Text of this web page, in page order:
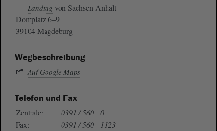
Landtag von Sachsen-Anhalt
Domplatz 6–9
39104 Magdeburg
Wegbeschreibung
Auf Google Maps
Telefon und Fax
Zentrale:
0391 / 560 - 0
Fax:
0391 / 560 - 1123